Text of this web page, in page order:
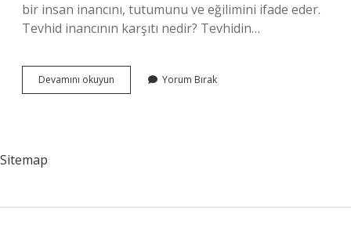
bir insan inancını, tutumunu ve eğilimini ifade eder.
Tevhid inancının karşıtı nedir? Tevhidin…
Devamını okuyun
Inancının
Yorum Bırak
Sitemap